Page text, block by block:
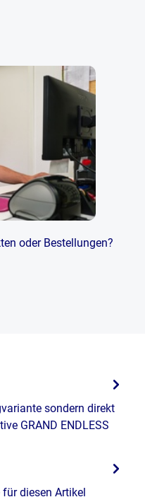
oder Bestellungen?
sondern direkt
GRAND ENDLESS
diesen Artikel